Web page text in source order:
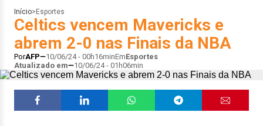
Início> Esportes
Celtics vencem Mavericks e
abrem 2-0 nas Finais da NBA
PorAFP 10/06/24 - 00h16minEmEsportes
Atualizado em
10/06/24 - 01h06min